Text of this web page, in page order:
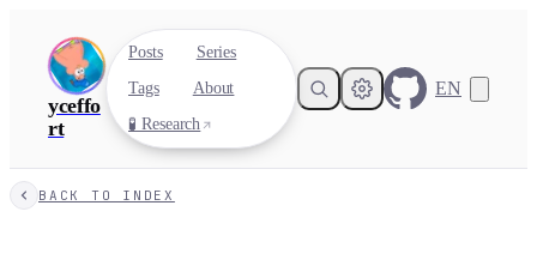
yceffo
rt
Posts
Series
Tags
About
🧪 Research
EN
BACK TO INDEX